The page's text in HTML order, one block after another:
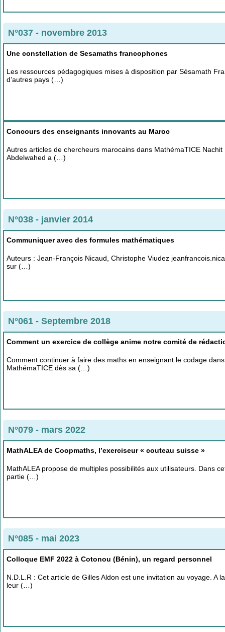
N°037 - novembre 2013
Une constellation de Sesamaths francophones
Les ressources pédagogiques mises à disposition par Sésamath
d’autres pays (…)
Concours des enseignants innovants au Maroc
Autres articles de chercheurs marocains dans MathémaTICE
Abdelwahed a (…)
N°038 - janvier 2014
Communiquer avec des formules mathématiques
Auteurs : Jean-François Nicaud, Christophe Viudez
sur (…)
N°061 - Septembre 2018
Comment un exercice de collège anime notre comité de
Comment continuer à faire des maths en enseignant le codage
MathémaTICE dès sa (…)
N°079 - mars 2022
MathALEA de Coopmaths, l’exerciseur « couteau suisse »
MathALEA propose de multiples possibilités aux utilisateurs. Dans
partie (…)
N°085 - mai 2023
Colloque EMF 2022 à Cotonou (Bénin), un regard personnel
N.D.L.R : Cet article de Gilles Aldon est une invitation au voyage. A
leur (…)